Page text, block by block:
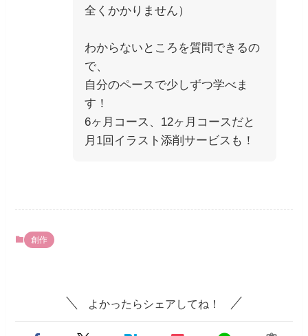
全くかかりません）
わからないところを質問できるの
で、
自分のペースで少しずつ学べま
す！
6ヶ月コース、12ヶ月コースだと
月1回イラスト添削サービスも！
創作
よかったらシェアしてね！